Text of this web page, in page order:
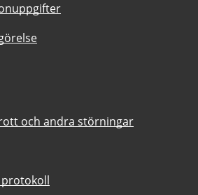
och andra störningar